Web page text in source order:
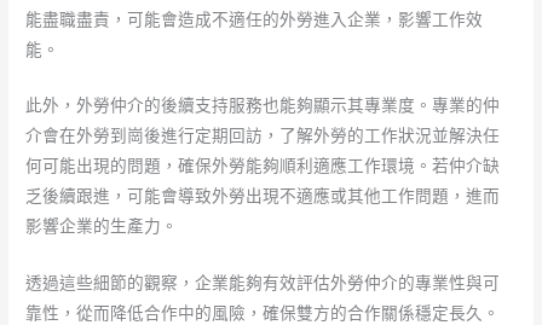
能盡職盡責，可能會造成不適任的外勞進入企業，影響工作效
能。
此外，外勞仲介的後續支持服務也能夠顯示其專業度。專業的仲
介會在外勞到崗後進行定期回訪，了解外勞的工作狀況並解決任
何可能出現的問題，確保外勞能夠順利適應工作環境。若仲介缺
乏後續跟進，可能會導致外勞出現不適應或其他工作問題，進而
影響企業的生產力。
透過這些細節的觀察，企業能夠有效評估外勞仲介的專業性與可
靠性，從而降低合作中的風險，確保雙方的合作關係穩定長久。